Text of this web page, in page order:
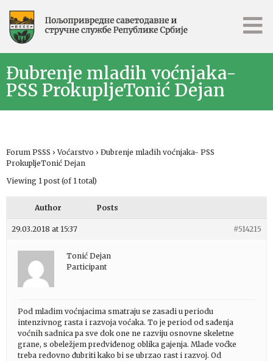
Đubrenje mladih voćnjaka-
PSS ProkupljeTonić Dejan
Forum PSSS › Voćarstvo › Đubrenje mladih voćnjaka- PSS
ProkupljeTonić Dejan
Viewing 1 post (of 1 total)
Author Posts
29.03.2018 at 15:37 #514215
Tonić Dejan
Participant
Pod mladim voćnjacima smatraju se zasadi u periodu
intenzivnog rasta i razvoja voćaka. To je period od sađenja
voćnih sadnica pa sve dok one ne razviju osnovne skeletne
grane, s obeležjem predviđenog oblika gajenja. Mlade voćke
treba redovno đubriti kako bi se ubrzao rast i razvoj. Od